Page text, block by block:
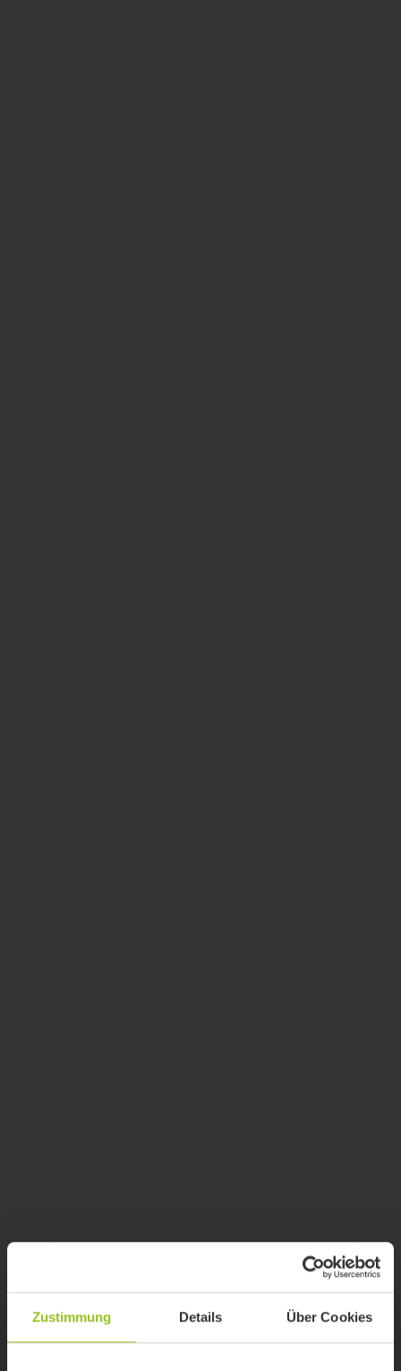
Zustimmung Details Über Cookies